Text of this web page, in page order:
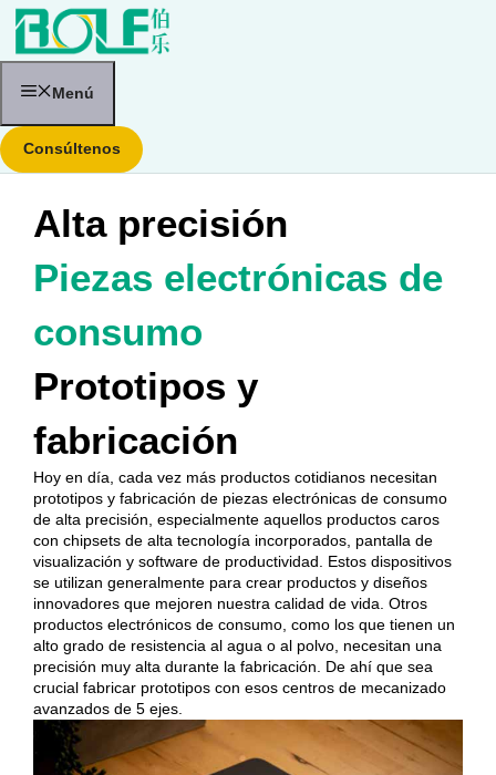
Saltar
contenido
Menú
Consúltenos
Alta precisión
Piezas electrónicas de
consumo
Prototipos y
fabricación
Hoy en día, cada vez más productos cotidianos necesitan
prototipos y fabricación de piezas electrónicas de consumo
de alta precisión, especialmente aquellos productos caros
con chipsets de alta tecnología incorporados, pantalla de
visualización y software de productividad. Estos dispositivos
se utilizan generalmente para crear productos y diseños
innovadores que mejoren nuestra calidad de vida. Otros
productos electrónicos de consumo, como los que tienen un
alto grado de resistencia al agua o al polvo, necesitan una
precisión muy alta durante la fabricación. De ahí que sea
crucial fabricar prototipos con esos centros de mecanizado
avanzados de 5 ejes